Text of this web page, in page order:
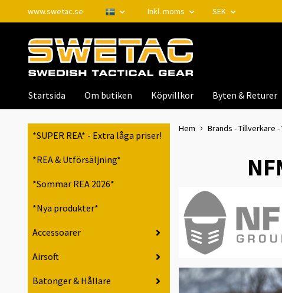
www.swetac.se Inkl. moms SEK
Startsida Om butiken Köpvillkor Byten & Returer
*SUPER REA* - Extra låga priser!
*REA & Utförsäljning*
*Sommar REA 2026*
*Nya produkter*
Accessoarer
Airsoft
Batonger & Hållare
Hem Brands - Tillverkare